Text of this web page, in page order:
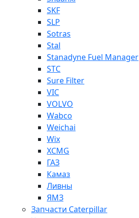
SKF
SLP
Sotras
Stal
Stanadyne Fuel Manager
STC
Sure Filter
VIC
VOLVO
Wabco
Weichai
Wix
XCMG
ГАЗ
Камаз
Ливны
ЯМЗ
Запчасти Caterpillar